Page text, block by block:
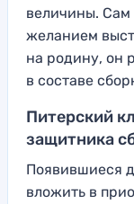
величины. Сам
желанием
на родину, он
в составе
Питерский
защитника
Появившиеся
вложить в